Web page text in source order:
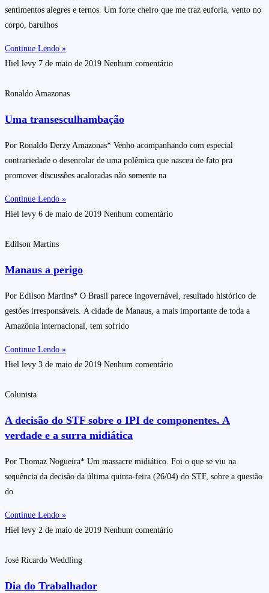
sentimentos alegres e ternos. Um forte cheiro que me traz euforia, vento no
corpo, barulhos
Continue Lendo »
Hiel levy 7 de maio de 2019 Nenhum comentário
Ronaldo Amazonas
Uma transesculhambação
Por Ronaldo Derzy Amazonas* Venho acompanhando com especial
contrariedade o desenrolar de uma polêmica que nasceu de fato pra
promover discussões acaloradas não somente na
Continue Lendo »
Hiel levy 6 de maio de 2019 Nenhum comentário
Edilson Martins
Manaus a perigo
Por Edilson Martins* O Brasil parece ingovernável, resultado histórico de
gestões irresponsáveis. A cidade de Manaus, a mais importante de toda a
Amazônia internacional, tem sofrido
Continue Lendo »
Hiel levy 3 de maio de 2019 Nenhum comentário
Colunista
A decisão do STF sobre o IPI de componentes. A
verdade e a surra midiática
Por Thomaz Nogueira* Um massacre midiático. Foi o que se viu na
sequência da decisão da última quinta-feira (26/04) do STF, sobre a questão
do
Continue Lendo »
Hiel levy 2 de maio de 2019 Nenhum comentário
José Ricardo Weddling
Dia do Trabalhador